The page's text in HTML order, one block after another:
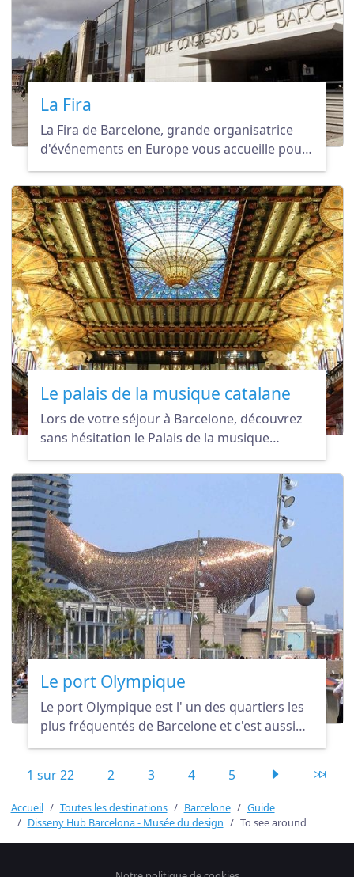
La Fira
La Fira de Barcelone, grande organisatrice
d'événements en Europe vous accueille pour
de nombreux événements et salons. Pensez
à aller y faire un tour !
Le palais de la musique catalane
Lors de votre séjour à Barcelone, découvrez
sans hésitation le Palais de la musique
catalane, sublime à l'extérieur comme à
l'intérieur. Un régal pour les yeux et les
oreilles !
Le port Olympique
Le port Olympique est l' un des quartiers les
plus fréquentés de Barcelone et c'est aussi
l'endroit idéal pour se promener ou bien
1 sur 22 2 3 4 5
Accueil Toutes les destinations Barcelone
Guide
Disseny Hub Barcelona - Musée du design
To see around